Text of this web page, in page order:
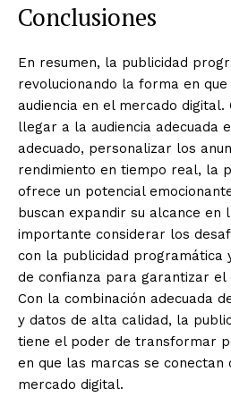
Conclusiones
En resumen, la publicidad
revolucionando la forma en
audiencia en el mercado digital.
llegar a la audiencia adecuada
adecuado, personalizar los
rendimiento en tiempo real, la
ofrece un potencial
buscan expandir su alcance en
importante considerar los
con la publicidad programática
de confianza para garantizar
Con la combinación adecuada
y datos de alta calidad, la
tiene el poder de transformar
en que las marcas se conectan
mercado digital.